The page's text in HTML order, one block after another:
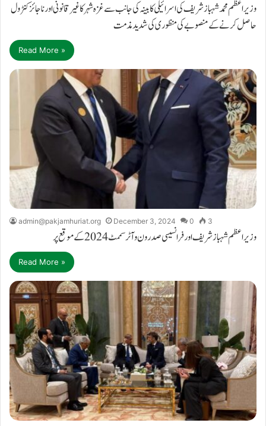
وزیر اعظم محمد شہباز شریف کی اسرائیلی کابینہ کی جانب سے غزہ شہر کا غیر قانونی اور ناجائز کنٹرول
حاصل کرنے کے منصوبے کی منظوری کی شدید مذمت
Read More »
admin@pakjamhuriat.org December 3, 2024 0 3
وزیر اعظم شہباز شریف اور فرانسیسی صدر ون وآٹر سممٹ2024 کے موقع پر
Read More »